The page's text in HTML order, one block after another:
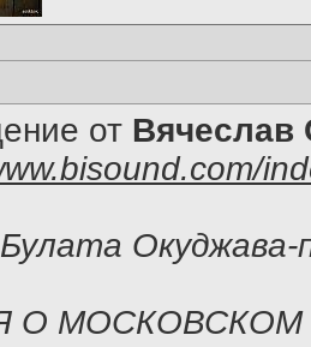
от Вячеслав
Окуджава-
О МОСКОВСКОМ